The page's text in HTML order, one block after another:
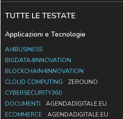
TUTTE LE TESTATE
Applicazioni e Tecnologie
AI4BUSINESS
BIGDATA4INNOVATION
BLOCKCHAIN4INNOVATION
CLOUD COMPUTING
ZEROUNO
CYBERSECURITY360
DOCUMENTI
AGENDADIGITALE.EU
ECOMMERCE
AGENDADIGITALE.EU